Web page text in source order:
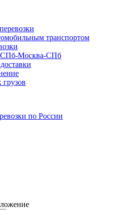
транспортом
СПб-Москва-СПб
по России